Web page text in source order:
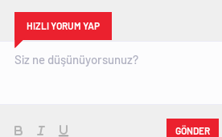
HIZLI YORUM YAP
GÖNDER